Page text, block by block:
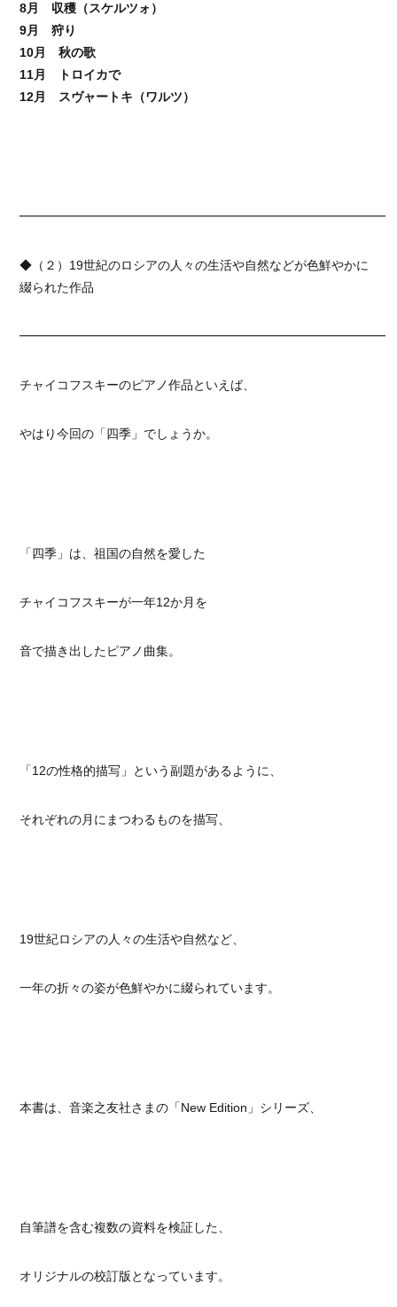
8月 収穫（スケルツォ）
9月 狩り
10月 秋の歌
11月 トロイカで
12月 スヴャートキ（ワルツ）
◆（２）19世紀のロシアの人々の生活や自然などが色鮮やかに
綴られた作品
チャイコフスキーのピアノ作品といえば、
やはり今回の「四季」でしょうか。
「四季」は、祖国の自然を愛した
チャイコフスキーが一年12か月を
音で描き出したピアノ曲集。
「12の性格的描写」という副題があるように、
それぞれの月にまつわるものを描写、
19世紀ロシアの人々の生活や自然など、
一年の折々の姿が色鮮やかに綴られています。
本書は、音楽之友社さまの「New Edition」シリーズ、
自筆譜を含む複数の資料を検証した、
オリジナルの校訂版となっています。